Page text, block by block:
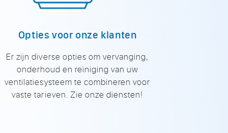
Opties voor onze klanten
Er zijn diverse opties om vervanging,
onderhoud en reiniging van uw
ventilatiesysteem te combineren voor
vaste tarieven. Zie onze diensten!